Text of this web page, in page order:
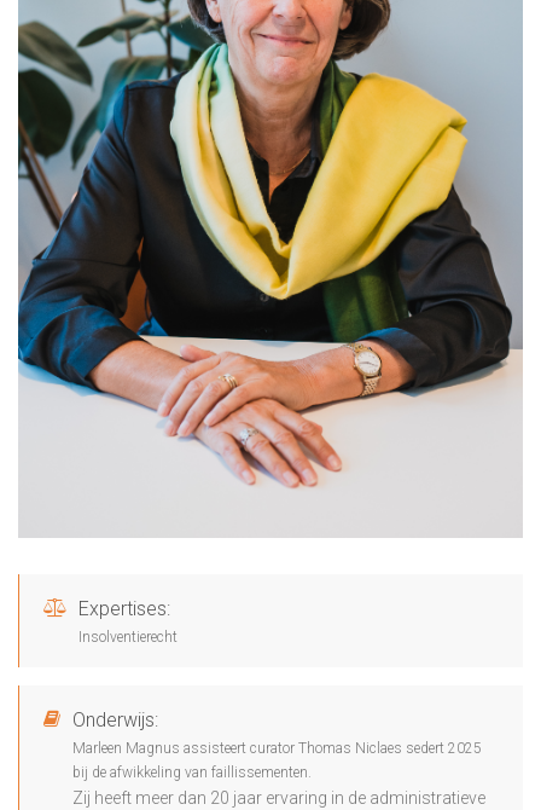
Expertises:
Insolventierecht
Onderwijs:
Marleen Magnus assisteert curator Thomas Niclaes sedert 2025
bij de afwikkeling van faillissementen.
Zij heeft meer dan 20 jaar ervaring in de administratieve